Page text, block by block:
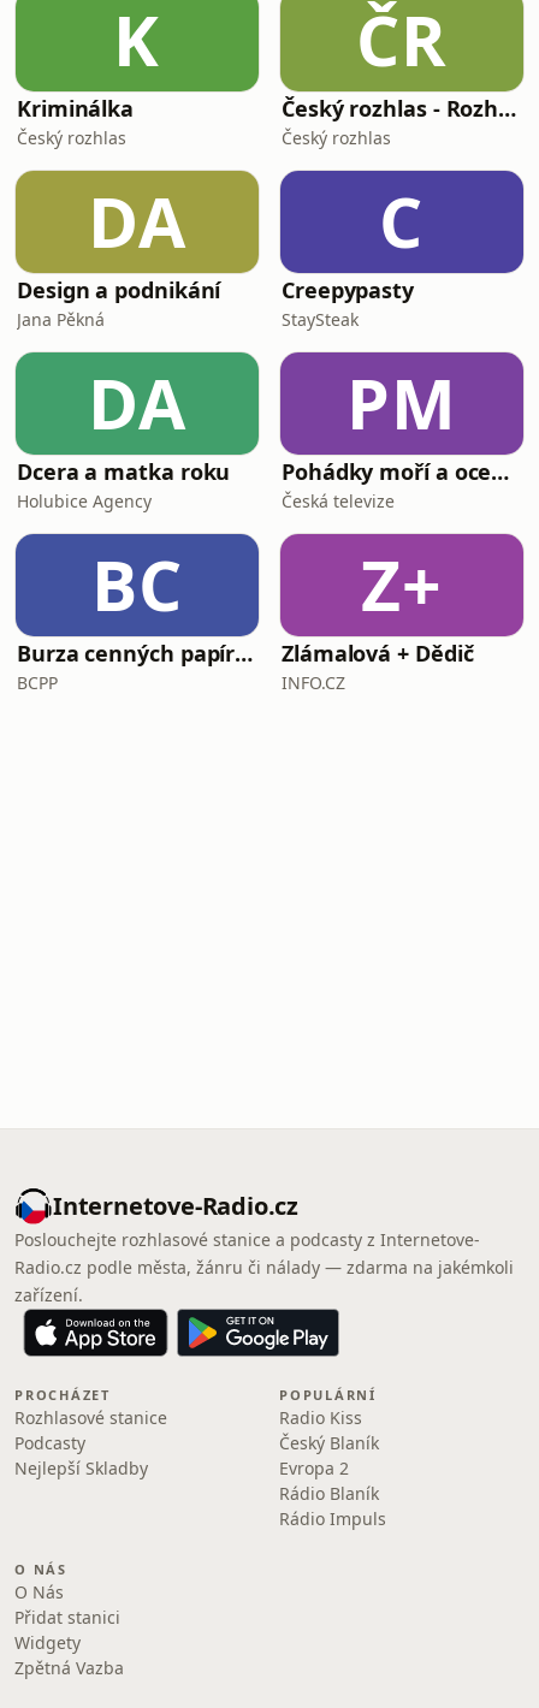
K
Kriminálka
Český rozhlas
ČR
Český rozhlas - Rozhovory
Český rozhlas
DA
Design a podnikání
Jana Pěkná
C
Creepypasty
StaySteak
DA
Dcera a matka roku
Holubice Agency
PM
Pohádky moří a oceánů
Česká televize
BC
Burza cenných papírů Praha
BCPP
Z+
Zlámalová + Dědič
INFO.CZ
Internetove-Radio.cz
Poslouchejte rozhlasové stanice a podcasty z Internetove-
Radio.cz podle města, žánru či nálady — zdarma na jakémkoli
zařízení.
PROCHÁZET
Rozhlasové stanice
Podcasty
Nejlepší Skladby
POPULÁRNÍ
Radio Kiss
Český Blaník
Evropa 2
Rádio Blaník
Rádio Impuls
O NÁS
O Nás
Přidat stanici
Widgety
Zpětná Vazba